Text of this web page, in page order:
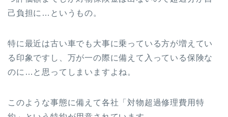
己負担に…というもの。
特に最近は古い車でも大事に乗っている方が増えてい
る印象ですし、万が一の際に備えて入っている保険な
のに…と思ってしまいますよね。
このような事態に備えて各社「対物超過修理費用特